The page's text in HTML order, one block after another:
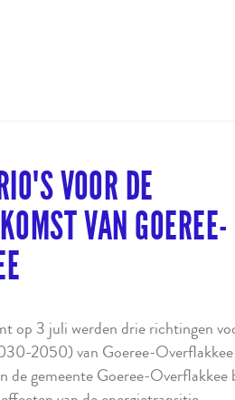
VOOR DE
VAN GOEREE-
op 3 juli werden drie richtingen
2050) van Goeree-Overflakkee
de gemeente Goeree-Overflakkee